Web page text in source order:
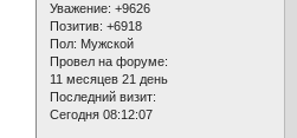
Уважение: +9626
Позитив: +6918
Пол: Мужской
Провел на форуме:
11 месяцев 21 день
Последний визит:
Сегодня 08:12:07